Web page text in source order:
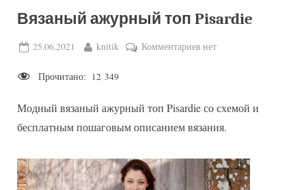
Вязаный ажурный топ Pisardie
Posted
25.06.2021 By
knitik Комментариевк
топ
Pisardie
нет
Прочитано: 12 349
Модный вязаный ажурный топ Pisardie со схемой и
бесплатным пошаговым описанием вязания.